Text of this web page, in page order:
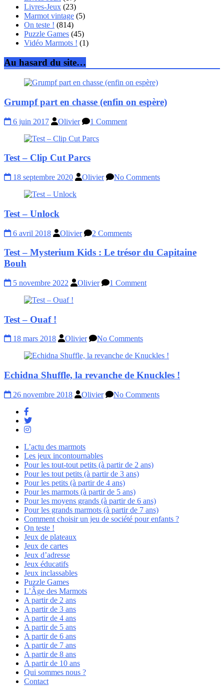
Livres-Jeux (23)
Marmot vintage (5)
On teste ! (814)
Puzzle Games (45)
Vidéo Marmots ! (1)
Au hasard du site…
Grumpf part en chasse (enfin on espère)
6 juin 2017 Olivier 1 Comment
Test – Clip Cut Parcs
18 septembre 2020 Olivier No Comments
Test – Unlock
6 avril 2018 Olivier 2 Comments
Test – Mysterium Kids : Le trésor du Capitaine
Bouh
5 novembre 2022 Olivier 1 Comment
Test – Ouaf !
18 mars 2018 Olivier No Comments
Echidna Shuffle, la revanche de Knuckles !
26 novembre 2018 Olivier No Comments
L’actu des marmots
Les jeux incontournables
Pour les tout-tout petits (à partir de 2 ans)
Pour les tout petits (à partir de 3 ans)
Pour les petits (à partir de 4 ans)
Pour les marmots (à partir de 5 ans)
Pour les moyens grands (à partir de 6 ans)
Pour les grands marmots (à partir de 7 ans)
Comment choisir un jeu de société pour enfants ?
On teste !
Jeux de plateaux
Jeux de cartes
Jeux d’adresse
Jeux éducatifs
Jeux inclassables
Puzzle Games
L’Âge des Marmots
A partir de 2 ans
A partir de 3 ans
A partir de 4 ans
A partir de 5 ans
A partir de 6 ans
A partir de 7 ans
A partir de 8 ans
A partir de 10 ans
Qui sommes nous ?
Contact